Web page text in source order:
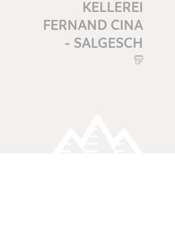
KELLEREI
FERNAND CINA
- SALGESCH